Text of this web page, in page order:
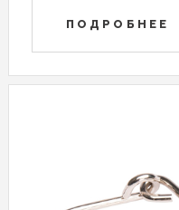
ПОДРОБНЕЕ